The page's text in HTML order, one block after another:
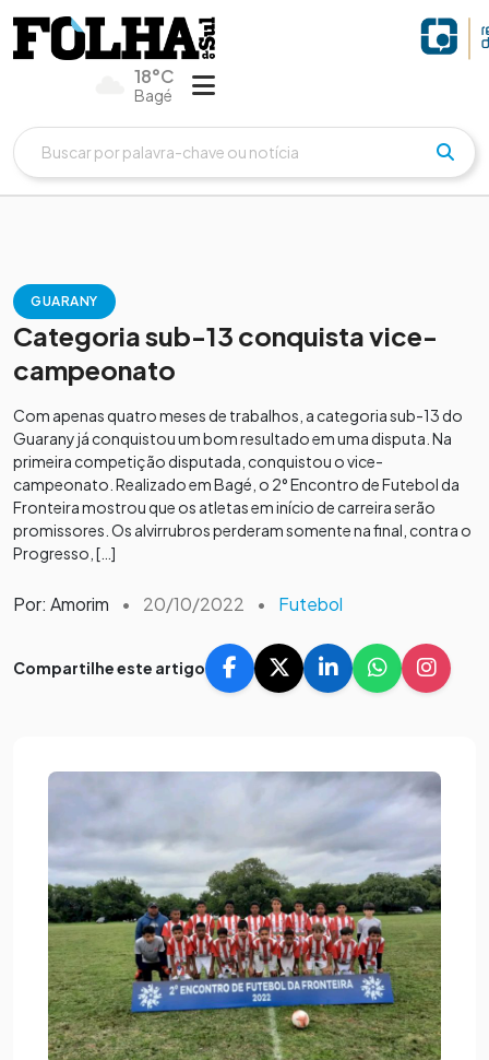
18°C
Bagé
GUARANY
Categoria sub-13 conquista vice-
campeonato
Com apenas quatro meses de trabalhos, a categoria sub-13 do
Guarany já conquistou um bom resultado em uma disputa. Na
primeira competição disputada, conquistou o vice-
campeonato. Realizado em Bagé, o 2° Encontro de Futebol da
Fronteira mostrou que os atletas em início de carreira serão
promissores. Os alvirrubros perderam somente na final, contra o
Progresso, […]
Por: Amorim • 20/10/2022 • Futebol
Compartilhe este artigo